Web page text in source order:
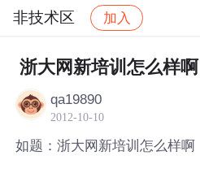
非技术区 加入
社区 非技术区 帖子详情
浙大网新培训怎么样啊
qa19890
2012-10-10
如题：浙大网新培训怎么样啊